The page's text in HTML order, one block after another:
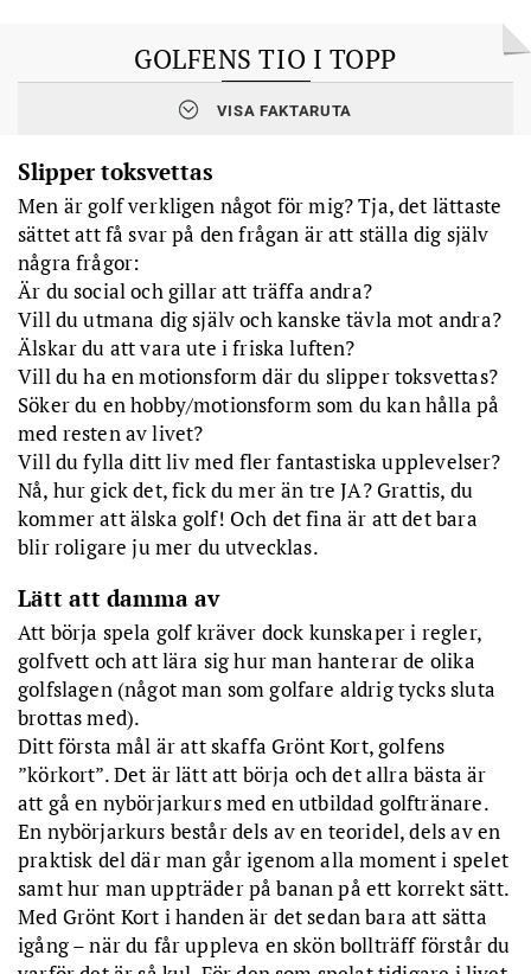
GOLFENS TIO I TOPP
kan ägna sig åt hela livet. Intensiteten och intresset kan
livssituation man befinner sig i finns golfen alltid där.
2. Utmaningen. Det är den svåraste av bollsporter. Ständiga
nederlag får en att bryta ihop, ge upp och komma igen. Och det
är det som är själva grejen med golf, att försöka överträffa sig
själv.
3. På lika villkor.Nybörjare som proffs, män som kvinnor, unga
som gamla. Golf är en unik sport i det att alla kan spela med eller
mot vem som helst och på lika villkor.
4. Motion och hälsa.Högt blodtryck, högt kolesterol, hög
stressnivå, hög vikt – allt blir lägre med golf. Förhoppningsvis
också handicapet. Dessutom mår man ju så bra i själen!
5. Naturupplevelsen.Få sporter kan mäta sig med
naturupplevelsen man får under en golfrunda. Förutom flora och
fauna får man känna på vädrets makter och naturens
vänner den starkast bidragande faktorn till varför de spelar. Är
man öppen för nya bekantskaper är det bara att boka in sig i en
boll med okända. Slumpartade möten leder lätt till vänskap – och
kanske kärlek.
7. Utvecklande.Golf hjälper dig att utvecklas. Genom golfen kan
du öva upp alla dina förmågor: kon-centration, disciplin,
generositet, kreativitet, tålamod, risktagande, kontrollbehov,
självförtroende, mod och social förmåga.
8. Att vara i nuet.I vårt moderna samhälle är tiden som avsätts
för vila och »egentid« knapp. Botemedlet stavas golf. Att befinna
sig på golfbanan rensar skallen oerhört effektivt. Det går inte att
tänka på vardagsbekymmer eller barnbarn när man har ett
viktigt slag framför sig.
VISA FAKTARUTA
Slipper toksvettas
Men är golf verkligen något för mig? Tja, det lättaste
sättet att få svar på den frågan är att ställa dig själv
några frågor:
Är du social och gillar att träffa andra?
Vill du utmana dig själv och kanske tävla mot andra?
Älskar du att vara ute i friska luften?
Vill du ha en motionsform där du slipper toksvettas?
Söker du en hobby/motionsform som du kan hålla på
med resten av livet?
Vill du fylla ditt liv med fler fantastiska upplevelser?
Nå, hur gick det, fick du mer än tre JA? Grattis, du
kommer att älska golf! Och det fina är att det bara
blir roligare ju mer du utvecklas.
Lätt att damma av
Att börja spela golf kräver dock kunskaper i regler,
golfvett och att lära sig hur man hanterar de olika
golfslagen (något man som golfare aldrig tycks sluta
brottas med).
Ditt första mål är att skaffa Grönt Kort, golfens
”körkort”. Det är lätt att börja och det allra bästa är
att gå en nybörjarkurs med en utbildad golftränare.
En nybörjarkurs består dels av en teoridel, dels av en
praktisk del där man går igenom alla moment i spelet
samt hur man uppträder på banan på ett korrekt sätt.
Med Grönt Kort i handen är det sedan bara att sätta
igång – när du får uppleva en skön bollträff förstår du